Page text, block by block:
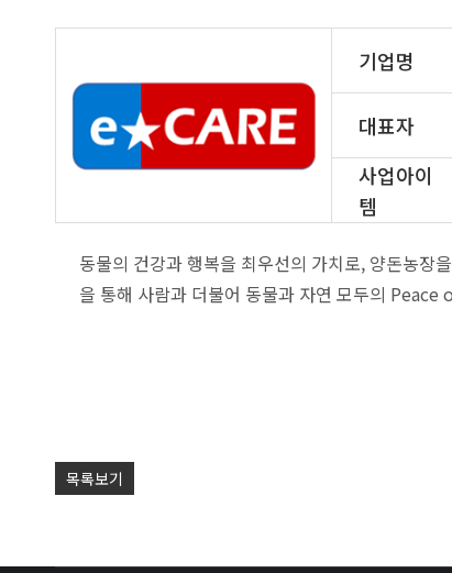
기업명
대표자
사업아이
템
동물의 건강과 행복을 최우선의 가치로, 양돈농장
을 통해 사람과 더불어 동물과 자연 모두의 Peace
목록보기